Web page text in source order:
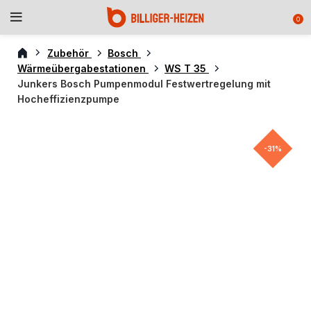
0
Zubehör
Bosch
Wärmeübergabestationen
WS T 35
Junkers Bosch Pumpenmodul Festwertregelung mit
Hocheffizienzpumpe
-31%